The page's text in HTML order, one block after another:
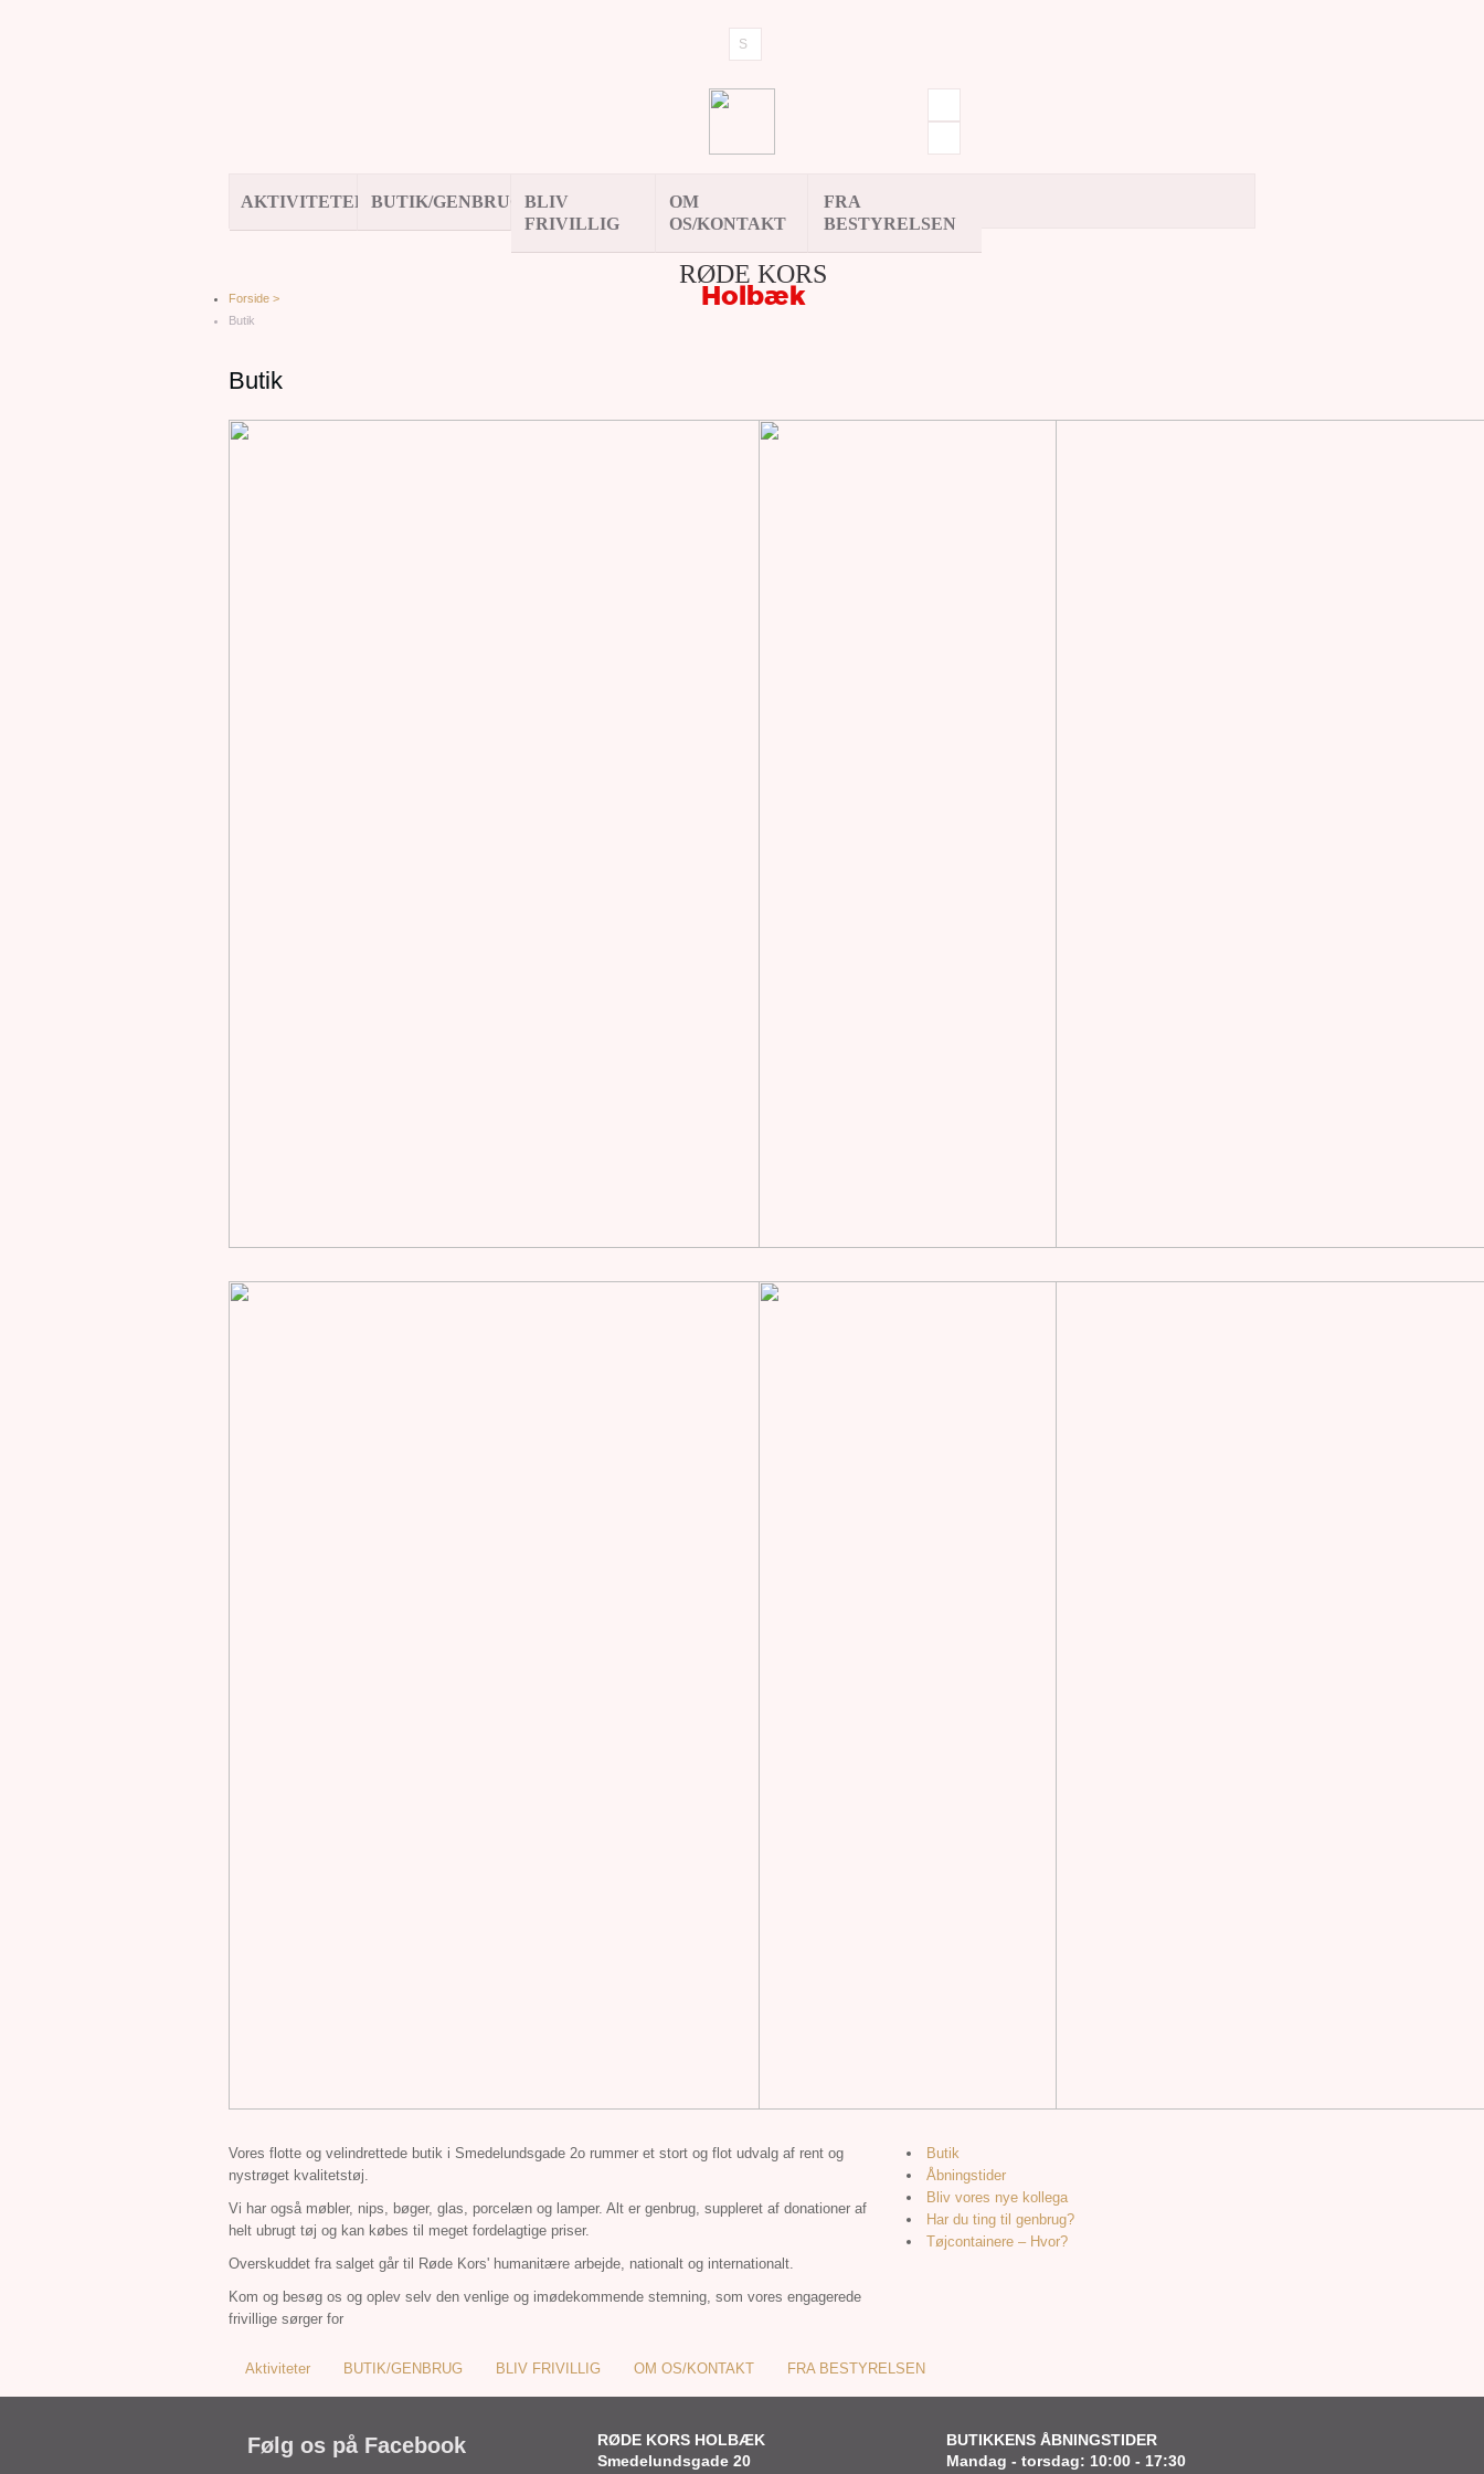
RØDE KORS
Holbæk
AKTIVITETER BUTIK/GENBRUG BLIV
FRIVILLIG
OM
OS/KONTAKT
FRA
BESTYRELSEN
Forside >
Butik
Butik
Vores flotte og velindrettede butik i Smedelundsgade 2o rummer et stort og flot udvalg af rent og
nystrøget kvalitetstøj.
Vi har også møbler, nips, bøger, glas, porcelæn og lamper. Alt er genbrug, suppleret af donationer af
helt ubrugt tøj og kan købes til meget fordelagtige priser.
Overskuddet fra salget går til Røde Kors' humanitære arbejde, nationalt og internationalt.
Kom og besøg os og oplev selv den venlige og imødekommende stemning, som vores engagerede
frivillige sørger for
Butik
Åbningstider
Bliv vores nye kollega
Har du ting til genbrug?
Tøjcontainere – Hvor?
Aktiviteter BUTIK/GENBRUG BLIV FRIVILLIG OM OS/KONTAKT FRA BESTYRELSEN
Følg os på Facebook
RØDE KORS HOLBÆK
Smedelundsgade 20
BUTIKKENS ÅBNINGSTIDER
Mandag - torsdag: 10:00 - 17:30